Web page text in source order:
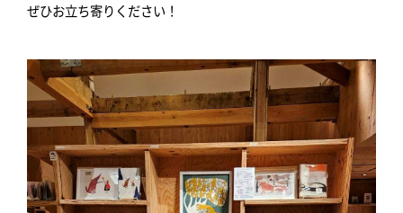
ぜひお立ち寄りください！